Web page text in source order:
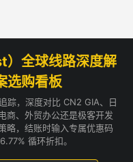
全球线路深度解
选购看板
踪，深度对比 CN2 GIA、日
商、外贸办公还是极客开发
略，结账时输入专属优惠码
循环折扣。